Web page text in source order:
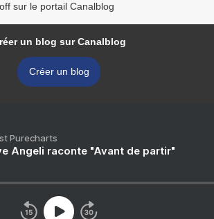
sur le portail Canalblog
un blog sur Canalblog
Créer un blog
Purecharts
Angeli raconte "Avant de partir"